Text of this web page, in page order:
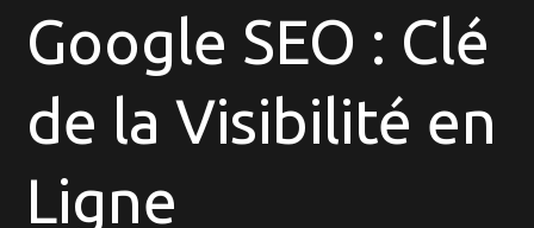
Référencement
SEO
Google SEO : Clé
de la Visibilité en
Ligne